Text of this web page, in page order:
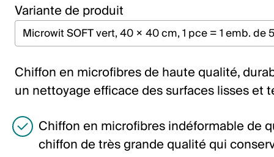
Suisse
Deutsch
Français
Italiano
English
Variante de produit
Chiffon en microfibres de haute qualité,
un nettoyage efficace des surfaces lisses et
Chiffon en microfibres indéformable de
chiffon de très grande qualité qui